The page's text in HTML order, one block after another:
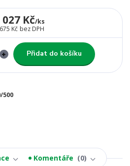
027 Kč/ks
Kč bez DPH
Přidat do košíku
500
Komentáře 0